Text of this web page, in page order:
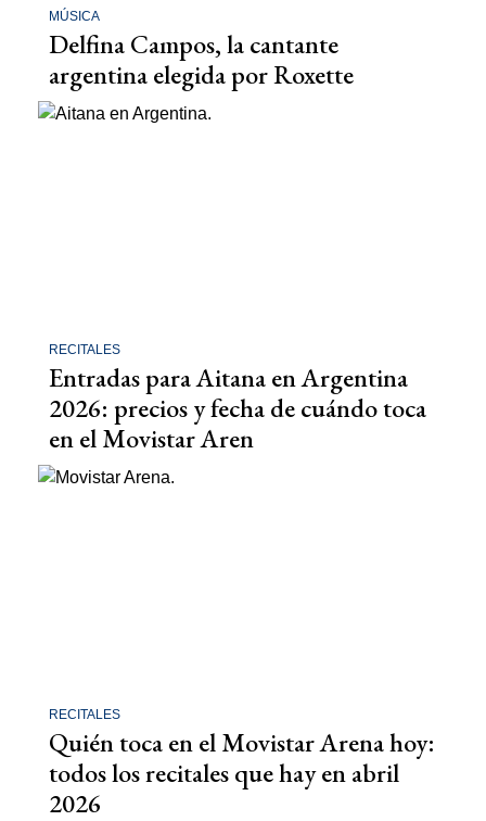
MÚSICA
Delfina Campos, la cantante
argentina elegida por Roxette
RECITALES
Entradas para Aitana en Argentina
2026: precios y fecha de cuándo toca
en el Movistar Aren
RECITALES
Quién toca en el Movistar Arena hoy:
todos los recitales que hay en abril
2026